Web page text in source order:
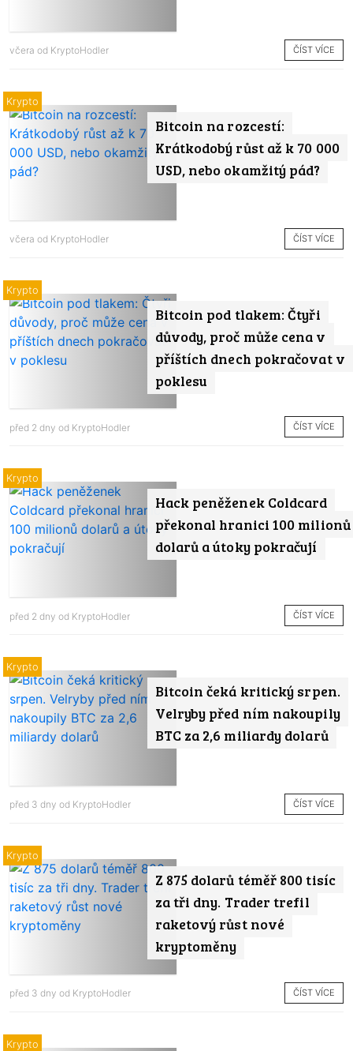
včera od KryptoHodler ČÍST VÍCE
Bitcoin na rozcestí:
Krátkodobý růst až k 70 000
USD, nebo okamžitý pád?
Krypto
včera od KryptoHodler ČÍST VÍCE
Bitcoin pod tlakem: Čtyři
důvody, proč může cena v
příštích dnech pokračovat v
poklesu
Krypto
před 2 dny od KryptoHodler ČÍST VÍCE
Hack peněženek Coldcard
překonal hranici 100 milionů
dolarů a útoky pokračují
Krypto
před 2 dny od KryptoHodler ČÍST VÍCE
Bitcoin čeká kritický srpen.
Velryby před ním nakoupily
BTC za 2,6 miliardy dolarů
Krypto
před 3 dny od KryptoHodler ČÍST VÍCE
Z 875 dolarů téměř 800 tisíc
za tři dny. Trader trefil
raketový růst nové
kryptoměny
Krypto
před 3 dny od KryptoHodler ČÍST VÍCE
Krypto